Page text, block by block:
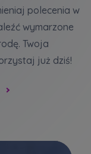
polecenia w
wymarzone
Twoja
już dziś!